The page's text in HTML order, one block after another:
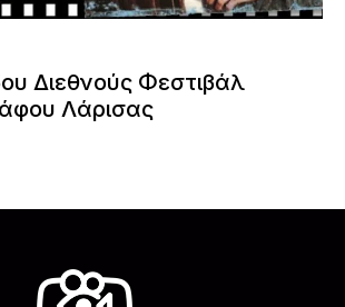
Διεθνούς Φεστιβάλ
Λάρισας